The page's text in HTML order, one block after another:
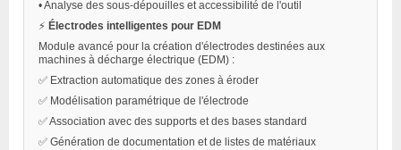
•Analyse des sous-dépouilles et accessibilité de l'outil
⚡ Électrodes intelligentes pour EDM
Module avancé pour la création d'électrodes destinées aux
machines à décharge électrique (EDM) :
✅ Extraction automatique des zones à éroder
✅ Modélisation paramétrique de l'électrode
✅ Association avec des supports et des bases standard
✅ Génération de documentation et de listes de matériaux